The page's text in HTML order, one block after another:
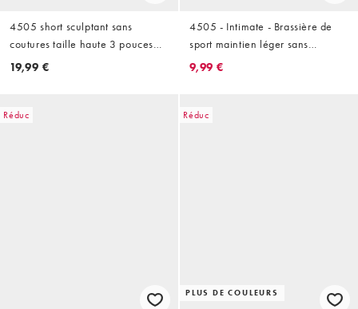
4505 short sculptant sans
coutures taille haute 3 pouces
noir
19,99 €
4505 - Intimate - Brassière de
sport maintien léger sans
coutures à bretelles réglables -
9,99 €
Réduc Réduc
PLUS DE COULEURS